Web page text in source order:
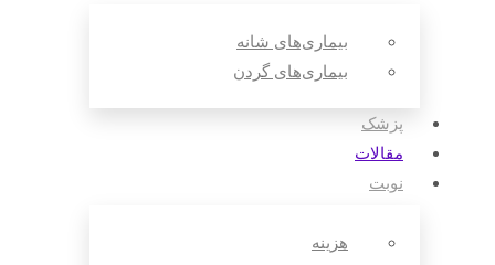
بیماری‌های شانه
بیماری‌های گردن
پزشک
مقالات‌
نوبت
هزینه